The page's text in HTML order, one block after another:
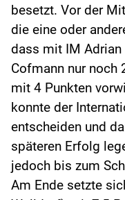
besetzt. Vor der
die eine oder
dass mit IM Adrian
Cofmann nur noch
mit 4 Punkten
konnte der
entscheiden und
späteren Erfolg
jedoch bis zum
Am Ende setzte